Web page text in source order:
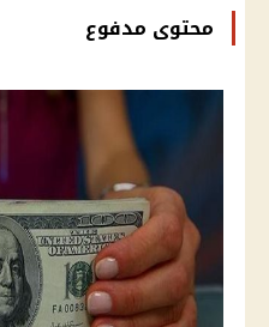
محتوى مدفوع